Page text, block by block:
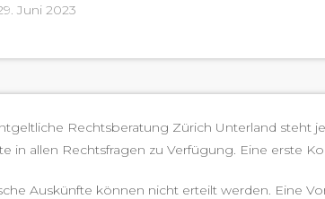
Juni 2023
Rechts­ber­atung Zürich Unter­land ste­ht
in allen Rechts­fra­gen zu Ver­fü­gung. Eine erste
Auskün­fte kön­nen nicht erteilt wer­den. Eine